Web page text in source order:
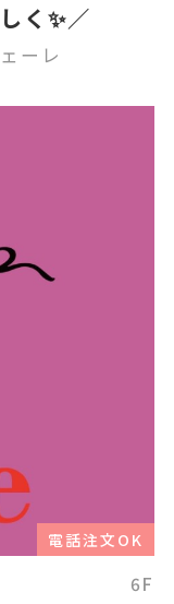
く✨／
ーレ
電話注文OK
6F